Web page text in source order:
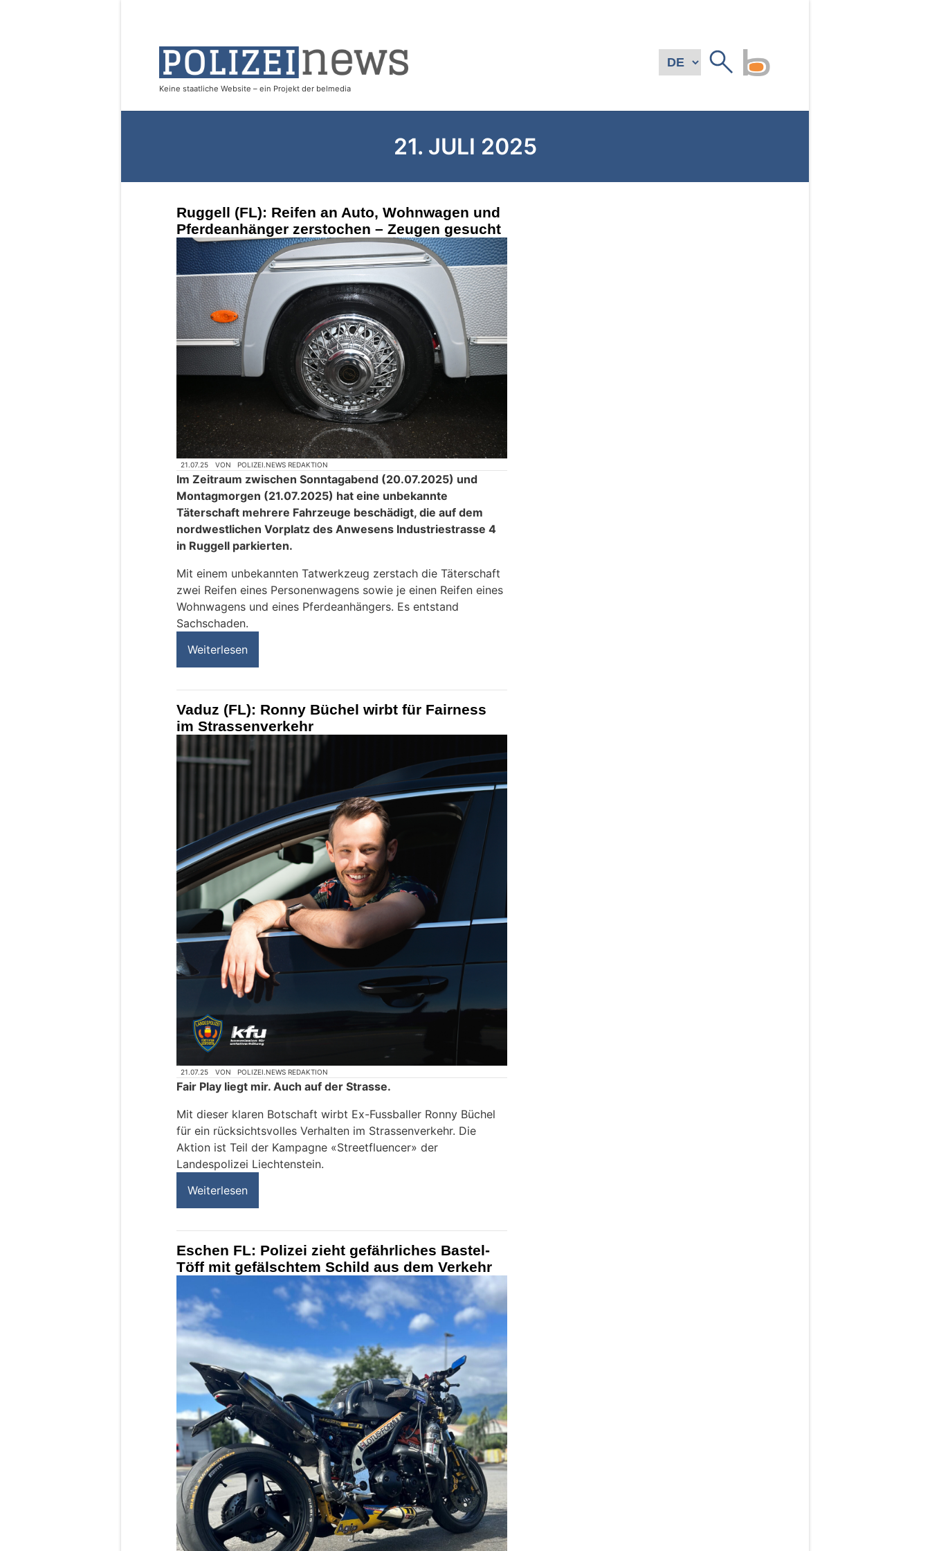
21. JULI 2025
Ruggell (FL): Reifen an Auto, Wohnwagen und
Pferdeanhänger zerstochen – Zeugen gesucht
21.07.25 VON POLIZEI.NEWS REDAKTION
Im Zeitraum zwischen Sonntagabend (20.07.2025) und
Montagmorgen (21.07.2025) hat eine unbekannte
Täterschaft mehrere Fahrzeuge beschädigt, die auf dem
nordwestlichen Vorplatz des Anwesens Industriestrasse 4
in Ruggell parkierten.
Mit einem unbekannten Tatwerkzeug zerstach die Täterschaft
zwei Reifen eines Personenwagens sowie je einen Reifen eines
Wohnwagens und eines Pferdeanhängers. Es entstand
Sachschaden.
Weiterlesen
Vaduz (FL): Ronny Büchel wirbt für Fairness
im Strassenverkehr
21.07.25 VON POLIZEI.NEWS REDAKTION
Fair Play liegt mir. Auch auf der Strasse.
Mit dieser klaren Botschaft wirbt Ex-Fussballer Ronny Büchel
für ein rücksichtsvolles Verhalten im Strassenverkehr. Die
Aktion ist Teil der Kampagne «Streetfluencer» der
Landespolizei Liechtenstein.
Weiterlesen
Eschen FL: Polizei zieht gefährliches Bastel-
Töff mit gefälschtem Schild aus dem Verkehr